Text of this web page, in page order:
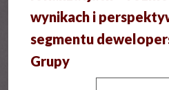
wynikach i
segmentu
Grupy